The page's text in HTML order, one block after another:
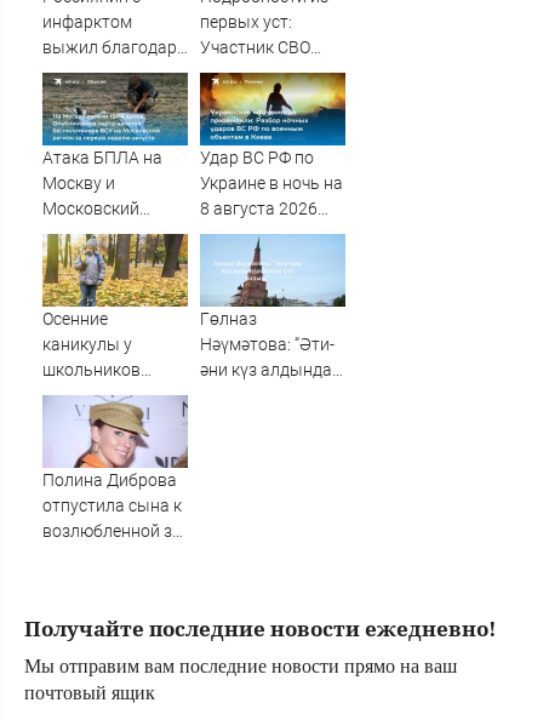
инфарктом
выжил благодаря
приложению в
Шанхае
первых уст:
Участник СВО
рассказал, что
спасло его в
схватке с
медведем
Атака БПЛА на
Москву и
Московский
регион с 1 по 8
августа 2026
года: карта
ударов,
беспилотников
Удар ВС РФ по
Украине в ночь на
8 августа 2026
года: список
пораженных
целей в Киеве,
удар по Fire Point
с ракетами
Осенние
каникулы у
школьников
будут длиннее
зимних
Гөлназ
Нәүмәтова: “Әти-
әни күз алдында
Полина Диброва
отпустила сына к
возлюбленной за
Получайте последние новости ежедневно!
Мы отправим вам последние новости прямо на ваш
почтовый ящик